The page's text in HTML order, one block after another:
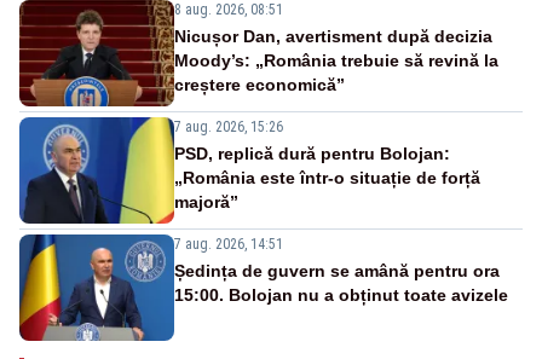
8 aug. 2026, 08:51
Nicușor Dan, avertisment după decizia
Moody’s: „România trebuie să revină la
creștere economică”
7 aug. 2026, 15:26
PSD, replică dură pentru Bolojan:
„România este într-o situație de forță
majoră”
7 aug. 2026, 14:51
Ședința de guvern se amână pentru ora
15:00. Bolojan nu a obținut toate avizele